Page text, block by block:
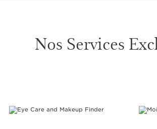
Nos Services